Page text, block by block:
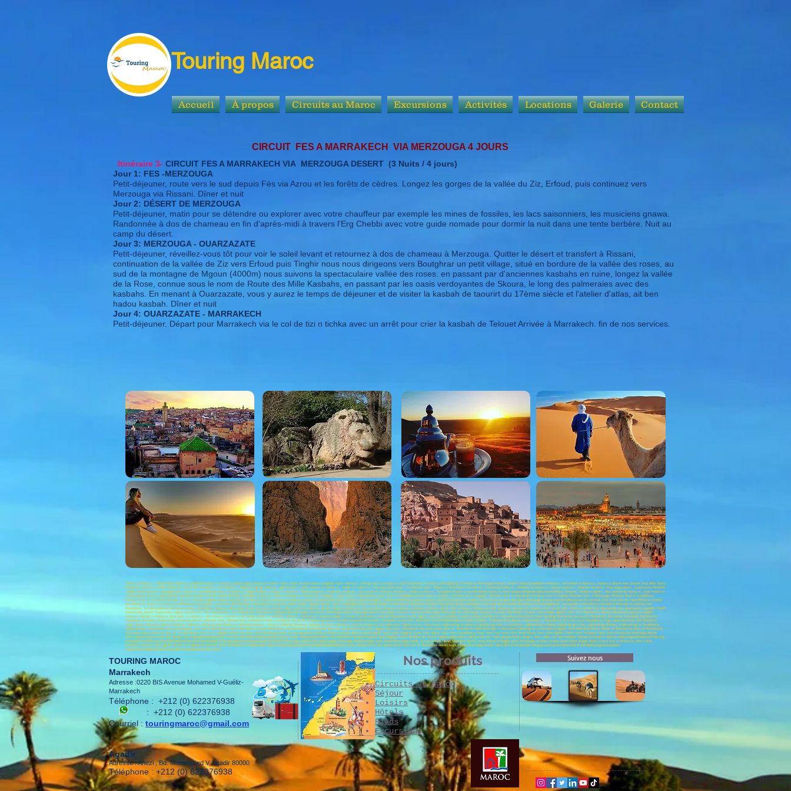
Touring Maroc
Accueil À propos Circuits au Maroc Excursions Activités Locations Galerie Contact
CIRCUIT FES A MARRAKECH VIA MERZOUGA 4 JOURS
Itinéraire 3- CIRCUIT FES A MARRAKECH VIA MERZOUGA DESERT (3 Nuits / 4 jours)
Jour 1: FES -MERZOUGA
Petit-déjeuner, route vers le sud depuis Fès via Azrou et les forêts de cèdres. Longez les gorges de la vallée du Ziz, Erfoud, puis continuez vers
Merzouga via Rissani. Dîner et nuit
Jour 2: DÉSERT DE MERZOUGA
Petit-déjeuner, matin pour se détendre ou explorer avec votre chauffeur par exemple les mines de fossiles, les lacs saisonniers, les musiciens gnawa.
Randonnée à dos de chameau en fin d'après-midi à travers l'Erg Chebbi avec votre guide nomade pour dormir la nuit dans une tente berbère. Nuit au
camp du désert.
Jour 3: MERZOUGA - OUARZAZATE
Petit-déjeuner, réveillez-vous tôt pour voir le soleil levant et retournez à dos de chameau à Merzouga. Quitter le désert et transfert à Rissani,
continuation de la vallée de Ziz vers Erfoud puis Tinghir nous nous dirigeons vers Boutghrar un petit village, situé en bordure de la vallée des roses, au
sud de la montagne de Mgoun (4000m) nous suivons la spectaculaire vallée des roses. en passant par d'anciennes kasbahs en ruine, longez la vallée
de la Rose, connue sous le nom de Route des Mille Kasbahs, en passant par les oasis verdoyantes de Skoura, le long des palmeraies avec des
kasbahs. En menant à Ouarzazate, vous y aurez le temps de déjeuner et de visiter la kasbah de taourirt du 17ème siècle et l'atelier d'atlas, ait ben
hadou kasbah. Dîner et nuit
Jour 4: OUARZAZATE - MARRAKECH
Petit-déjeuner. Départ pour Marrakech via le col de tizi n tichka avec un arrêt pour crier la kasbah de Telouet Arrivée à Marrakech. fin de nos services.
Tours in morocco , cultural tours Morocco; adventure tours in morocco ,Sahara tours; Morocco Desert Tours; Tours around morocco ;Agadir Tours morocco , biking tours in morocco , bird watching in morocco ,Paragliding in Morocco; Merzouga bivouac, Desert Camp; Casablanca morocco , 4x4 rental in Morocco , morocco desert tour ,Desert Trip; Atlas tours;
Essaouira morocco , events morocco , excursions morocco , Fez Morocco , flight ticketing morocco , golf morocco , golf courses in morocco , hotels in morocco , imperial cities tours , incentives tours Morocco , Marrakech incentives , incoming morocco , journeys to morocco , leisure morocco , Meknes morocco , Merzouga dunes , Ouarzazate Kasbahs
, outgo travel morocco , paragliding in morocco , paragliding tours in morocco , Rabat Morocco , Riads in morocco , Saidia morocco , seminars morocco , spa morocco, Tafraout Morocco , tangier morocco , Taroudant Morocco, teambuilding morocco ,Chefchaouen;Tanger;Asilah;Larache;Rabat; Tetouan , thalasso agadir , tour operating morocco , trips morocco
, Merzouga morocco; zagora Morocco;Sahara morocco; Coach rental ;Minibus rental;Bus rental ;car rental in morocco ; Coach Hire in Agadir ; Coach Hire in marrakech; Coach Hire in Casablanca; Coach Hire in Tangier ; Minibus Hire in Agadir ; Minibus Hire in Marrakech; Minibus Hire in Dakhla; Minibus Hire in Merzouga; Minibus Hire in Casablanca;
Minibus Hire in Essaouira; Minibus Hire in Tafraout; Agadir Airport transfers ;Marrakech airport transfers;Casablanca airport transfers;Errachidia airport transfers;Tangier airport transfers;Essaouira airport transfers;Ouarzazate airport transfers;Fez airport transfers; Merzouga airport transfers;Marrakech Excursions ;Day trips; Desert Tours;Morocco travel,
4x4 Morocco, Morocco circuit, 4x4 Marrakech, 4x4 agadir, 4x4 excursion Marrakech, Marrakech excursion, ourika valley, Agafay desert ; Asni ;Toubkal;Marrakech hotel, hotels of Marrakech, Marrakech hotels, Marrakech Riads, Marrakech riad, Marrakech hostel, Marrakech accommodation , restaurant in Marrakech, residence Marrakech, habitaccion
Marrakech, accommodation Marrakech, stays Marrakech, morocco discovery, Moroccan tours, morocco trips, trips to morocco, desert morocco, Moroccan desert, beach morocco, Moroccan beach, morocco nature, atlas morocco, Moroccan atlas, morocco excursions, morocco 4x4 excursions, morocco rental 4x4, Ouarzazate 4x4, ouarzazate voyages, travel
Ouarzazate, desert Ouarzazate, zagora excursions, visit Ouarzazate, visit Marrakech, Marrakech sightseeing, Merzouga excursions, Merzouga dunes, Merzouga desert, Merzouga morocco, morocco Merzouga, Merzouga 4x4, Merzouga bivouac, bivouac Marrakech, bivouac Ouarzazate, Agadir visit, visit Marrakech, desert adventure morocco, explore
morocco, biking in morocco, bike tours in morocco, mtb morocco, morocco off roads, morocco incentive, morocco incentives, incentive Agadir, incentive Marrakech, seminar Marrakech, week Agadir, seminar Casablanca, special group Marrakech, motivation Marrakech, team building Marrakech, discovery Marrakech, discovery Taroudant, Marrakech,
Taroudant, discovery Ouarzazate, discovery desert, Tafraout visit, Tafraout trips, Tafraout bivouac, Essaouira excursion, Ouzoud excursion, Ouzoud waterfall excursions, Taroudant excursions, Marrakech transfers;Marrakech airport transfer , transport Marrakech, monuments in Marrakech, visit fes, visit Casablanca, trips south Morocco, trail Morocco,
safari desert Morocco, Desert trekking Morocco, trekking atlas Morocco, trekking morocco, morocco trekking, Morocco Journey, discover morocco, travel to morocco, 4x4 landcruiser Agadir cruise, Marrakech sightseeing, essaouira sightseeing, stay in essoauira, sightseeing in Rabat, sightseeing in fez, sightseeing Meknes, sightseeing in Casablanca,
sightseeing in Ouarzazate, discovery Agadir, 4x4 circuit Marrakech, tours Marrakech, journey Marrakech, trip Marrakech, Marrakech day trips, Ouarzazate day trip , Agadir day trips , Marrakech day trips, book hotel in Marrakech, hotel bookings in Marrakech, booking accommodation Agadir, find hotel Marrakech, hotels of Marrakech, tours in Marrakech,
discovery tours morocco, rent car in Marrakech, rent cars in Agadir, Moroccan tours, tour operating morocco, tour operator morocco, Morocco travel agency, travel agent; Tours from Tangier; Tours from Rabat; Tours from Casablanca; Tours from Fez; Tours from Marrakech; Tours from Agadir; Tours from Tafraout; Tours from Essaouira; Merzouga desert
tours; Zagora desert tours; Erg Chebbi; Erg Chegaga;Tata;Ighrem;Ait mansour;Amtoudi;Tafraoute;painted rocks; Ameln valley;Goulmine;Sidi Ifni;Tafnidilt;For boujerif;Legzira Beach;Aglou; Tiznit; Kerdous; Ait hmed; Taghazout;Paradise valley;Imouzzer; Todra gorges;Dades gorges; Rose valley ;Ait ben Haddou; Telouet kassbah; Fint;Draa Valley;Zagora;Mhamid;Tinfo; Erg
Lihoudi;Imilchil;Rissani;Erfoud;Midelt;Meknes;Fez;Ifrane;Volubilis;Chaouen;alhociem;Nador;Oujda;ATV;SSV;VTT;Merzouga quads; Merzouga buggy; Merzouga 4x4;Merzouga Sand Dunes;Merzouga hotels; Luxury desert camp; Standard desert camp; Morocco Buggy tours; Merzouga minibus rental; Quad rental; Buggy Rental; Coach hire in Morocco; Inter cities
transfers; Transfer from Agadir airport to Taghazout; Transfer from Marrakech to Taghazout;3 days;4 Days:5days;6 days;7days;8days;9days;10days;3 days Marrakech to fez desert trip;3 Days fez to Marrakech desert tours;4 days Merzouga desert tours; Bin el Ouidane;Ait bouguemez;Ouzoud Waterfall; Al jadida;Mazagan;Casablanca
airport;Transfer;Bus;Minibus.Coach;Minivan;Autobus;4x4;Location
TOURING MAROC
Marrakech
Adresse :0220 BIS Avenue Mohamed V-Guéliz-
Marrakech
Téléphone : +212 (0) 622376938
: +212 (0) 622376938
Courriel : touringmaroc@gmail.com
Agadir
Adresse : Anezi , Bd. Mohammed V, Agadir 80000
Téléphone : +212 (0) 622376938
Nos produits
Circuits au Maroc
Séjour
Loisirs
Hôtels
Riads
Excursions
Suivez nous